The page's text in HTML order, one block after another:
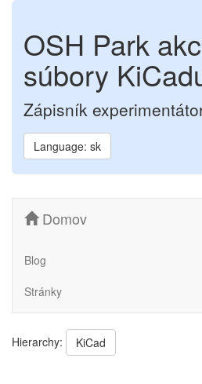
OSH Park
súbory
Zápisník
Language: sk
Domov
Blog
Stránky
Hierarchy: KiCad